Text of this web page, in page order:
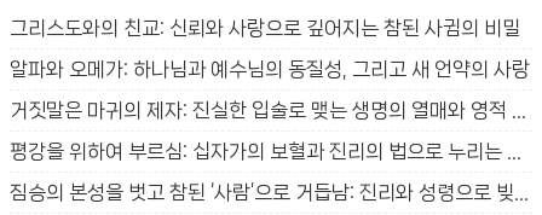
그리스도와의 친교: 신뢰와 사랑으로 깊어지는 참된 사귐의 비밀
알파와 오메가: 하나님과 예수님의 동질성, 그리고 새 언약의 사랑